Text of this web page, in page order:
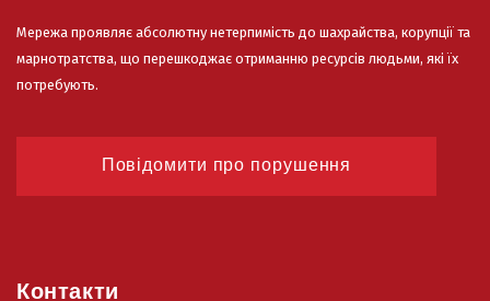
Мережа проявляє абсолютну нетерпимість до шахрайства, корупції та
марнотратства, що перешкоджає отриманню ресурсів людьми, які їх
потребують.
Повідомити про порушення
Контакти